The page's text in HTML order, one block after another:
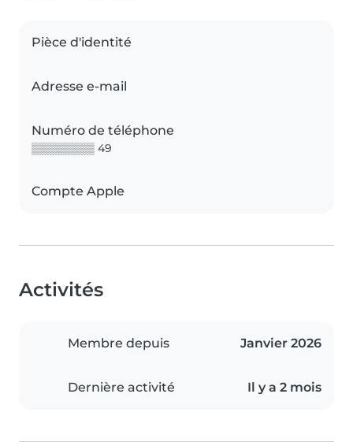
Pièce d'identité
Adresse e-mail
Numéro de téléphone
▒▒▒▒▒▒▒▒ 49
Compte Apple
Activités
Membre depuis Janvier 2026
Dernière activité Il y a 2 mois